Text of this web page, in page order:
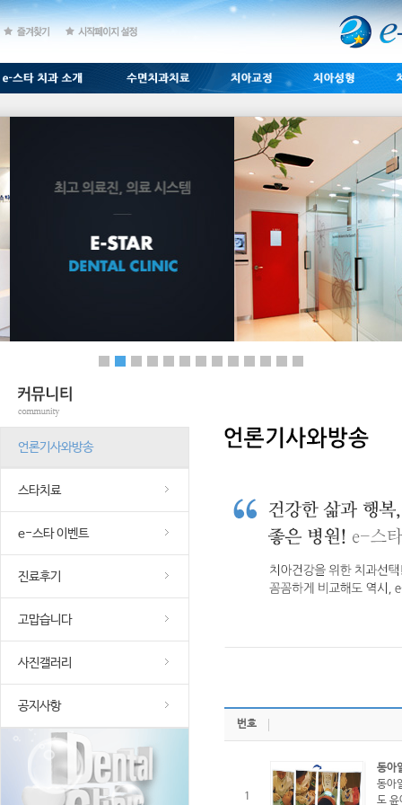
언론기사와방송
스타치료
e-스타 이벤트
진료후기
고맙습니다
사진갤러리
공지사항
번호
1
동아
동아
도 윤